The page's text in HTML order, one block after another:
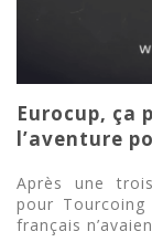
Eurocup, ça
l’aventure
Après une
pour
français